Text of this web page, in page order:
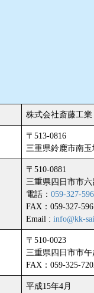
株式会社斎藤工業
〒513-0816
三重県鈴鹿市南玉
〒510-0881
三重県四日市市六
電話： 059-327-
FAX：059-327-
Email : info@kk-
〒510-0023
三重県四日市市午
FAX：059-325-
平成15年4月